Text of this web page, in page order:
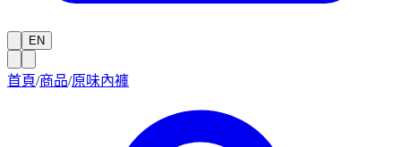
EN
首頁/商品/原味內褲